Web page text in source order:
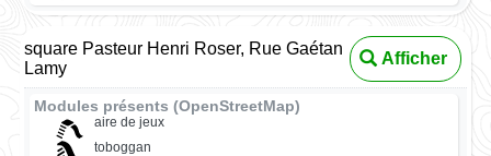
square Pasteur Henri Roser, Rue Gaétan
Lamy
Afficher
Modules présents (OpenStreetMap)
aire de jeux
toboggan